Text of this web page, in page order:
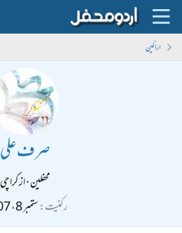
اراکین
صرف علی
محفلین·ازکراچی
رکنیت ستمبر 8، 2007